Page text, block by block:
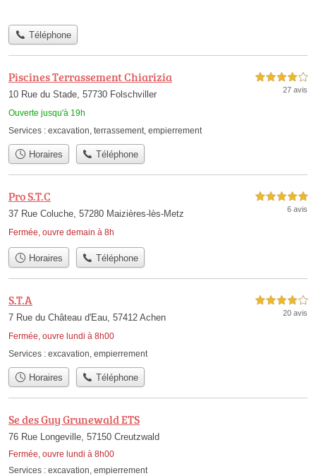
Téléphone
Piscines Terrassement Chiarizia
10 Rue du Stade, 57730 Folschviller
Ouverte jusqu'à 19h
4,0 étoiles sur 5
27 avis
Services : excavation, terrassement, empierrement
Horaires Téléphone
Pro S.T.C
37 Rue Coluche, 57280 Maizières-lès-Metz
Fermée, ouvre demain à 8h
5,0 étoiles sur 5
6 avis
Horaires Téléphone
S.T.A
7 Rue du Château d'Eau, 57412 Achen
Fermée, ouvre lundi à 8h00
4,0 étoiles sur 5
20 avis
Services : excavation empierrement
Horaires Téléphone
Se des Guy Grunewald ETS
76 Rue Longeville, 57150 Creutzwald
Fermée, ouvre lundi à 8h00
Services : excavation, empierrement